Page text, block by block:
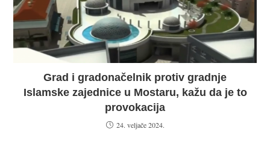
Grad i gradonačelnik protiv gradnje
Islamske zajednice u Mostaru, kažu da je to
provokacija
24. veljače 2024.